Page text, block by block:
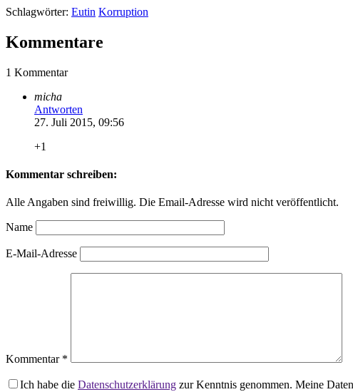
Schlagwörter: Eutin Korruption
Kommentare
1 Kommentar
micha
Antworten
27. Juli 2015, 09:56
+1
Kommentar schreiben:
Alle Angaben sind freiwillig. Die Email-Adresse wird nicht veröffentlicht.
Name
E-Mail-Adresse
Kommentar *
Ich habe die Datenschutzerklärung zur Kenntnis genommen. Meine